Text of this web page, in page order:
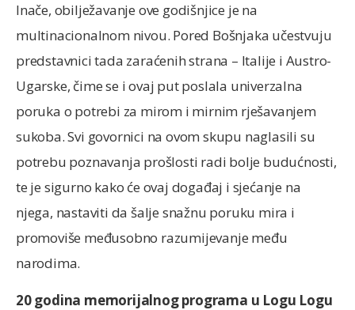
Inače, obilježavanje ove godišnjice je na
multinacionalnom nivou. Pored Bošnjaka učestvuju
predstavnici tada zaraćenih strana – Italije i Austro-
Ugarske, čime se i ovaj put poslala univerzalna
poruka o potrebi za mirom i mirnim rješavanjem
sukoba. Svi govornici na ovom skupu naglasili su
potrebu poznavanja prošlosti radi bolje budućnosti,
te je sigurno kako će ovaj događaj i sjećanje na
njega, nastaviti da šalje snažnu poruku mira i
promoviše međusobno razumijevanje među
narodima.
20 godina memorijalnog programa u Logu Logu